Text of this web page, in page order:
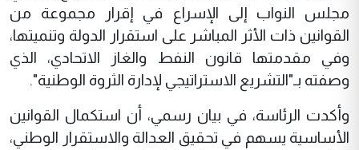
مجلس النواب إلى الإسراع في إقرار مجموعة من
القوانين ذات الأثر المباشر على استقرار الدولة وتنميتها،
وفي مقدمتها قانون النفط والغاز الاتحادي، الذي
وصفته بـ"التشريع الاستراتيجي لإدارة الثروة الوطنية".
وأكدت الرئاسة، في بيان رسمي، أن استكمال القوانين
الأساسية يسهم في تحقيق العدالة والاستقرار الوطني،